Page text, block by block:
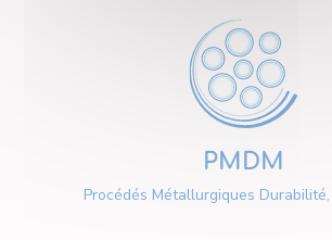
PMDM
Procédés Métallurgiques